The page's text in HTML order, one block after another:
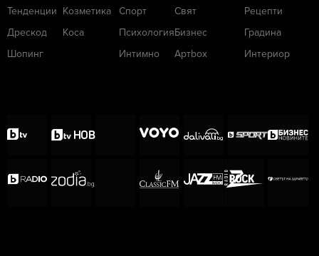
Тенденции
Дрескод
Шопинг
Козметика
Коса
Спорт
Психология
Интимно
Свят
Бизнес
Артbox
Рецепти
Градина
Интериор